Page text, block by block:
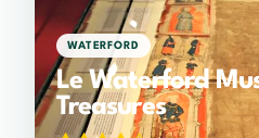
WATERFORD
Le Waterford
Treasures